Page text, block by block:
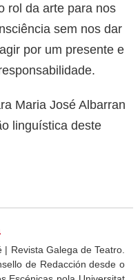
rol da arte para nos
sem nos dar
por um presente e
Maria José Albarran
linguística deste
Revista Galega de Teatro.
de Redacción desde o